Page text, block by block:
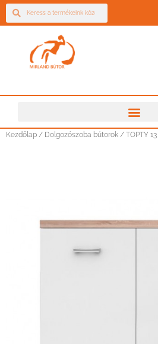
Kezdőlap / Dolgozószoba bútorok / TOPTY